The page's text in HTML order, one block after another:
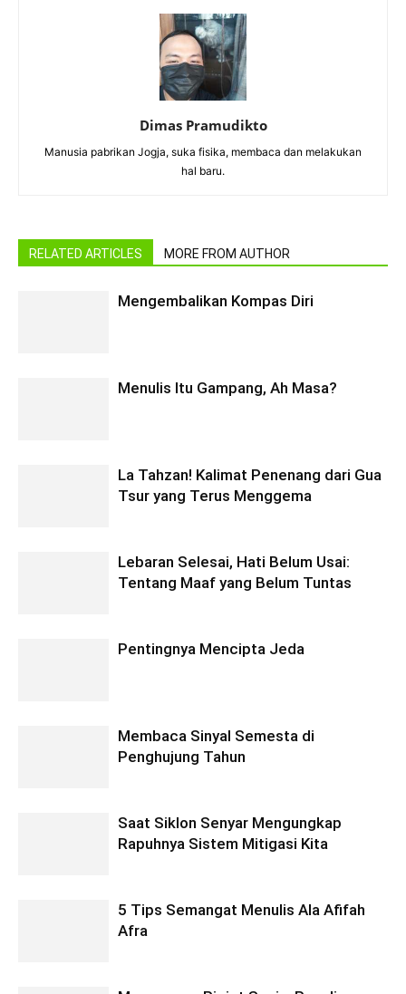
Dimas Pramudikto
Manusia pabrikan Jogja, suka fisika, membaca dan melakukan
hal baru.
RELATED ARTICLES MORE FROM AUTHOR
Mengembalikan Kompas Diri
Menulis Itu Gampang, Ah Masa?
La Tahzan! Kalimat Penenang dari Gua
Tsur yang Terus Menggema
Lebaran Selesai, Hati Belum Usai:
Tentang Maaf yang Belum Tuntas
Pentingnya Mencipta Jeda
Membaca Sinyal Semesta di
Penghujung Tahun
Saat Siklon Senyar Mengungkap
Rapuhnya Sistem Mitigasi Kita
5 Tips Semangat Menulis Ala Afifah
Afra